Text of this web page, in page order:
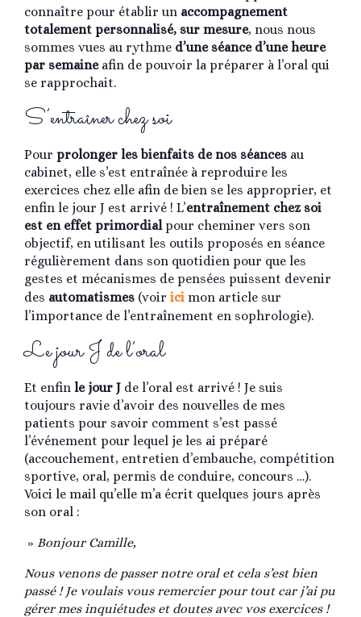
connaître pour établir un accompagnement
totalement personnalisé, sur mesure, nous nous
sommes vues au rythme d’une séance d’une heure
par semaineafin de pouvoir la préparer à l’oral qui
se rapprochait.
S’entraîner chez soi
Pour prolonger les bienfaits de nos séances au
cabinet, elle s’est entraînée à reproduire les
exercices chez elle afin de bien se les approprier, et
enfin le jour J est arrivé ! L’entraînement chez soi
est en effet primordialpour cheminer vers son
objectif, en utilisant les outils proposés en séance
régulièrement dans son quotidien pour que les
gestes et mécanismes de pensées puissent devenir
des automatismes (voir ici mon article sur
l’importance de l’entraînement en sophrologie).
Le jour J de l’oral
Et enfin le jour J de l’oral est arrivé ! Je suis
toujours ravie d’avoir des nouvelles de mes
patients pour savoir comment s’est passé
l’événement pour lequel je les ai préparé
(accouchement, entretien d’embauche, compétition
sportive, oral, permis de conduire, concours …).
Voici le mail qu’elle m’a écrit quelques jours après
son oral :
» Bonjour Camille,
Nous venons de passer notre oral et cela s’est bien
passé ! Je voulais vous remercier pour tout car j’ai pu
gérer mes inquiétudes et doutes avec vos exercices !